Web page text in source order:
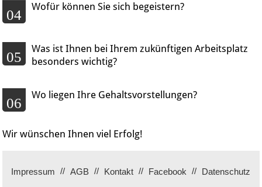
04
Wofür können Sie sich begeistern?
05
Was ist Ihnen bei Ihrem zukünftigen Arbeitsplatz
besonders wichtig?
06
Wo liegen Ihre Gehaltsvorstellungen?
Wir wünschen Ihnen viel Erfolg!
Impressum AGB Kontakt Facebook Datenschutz